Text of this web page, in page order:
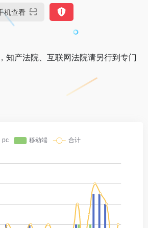
机查看
知产法院、互联网法院请另行到专门